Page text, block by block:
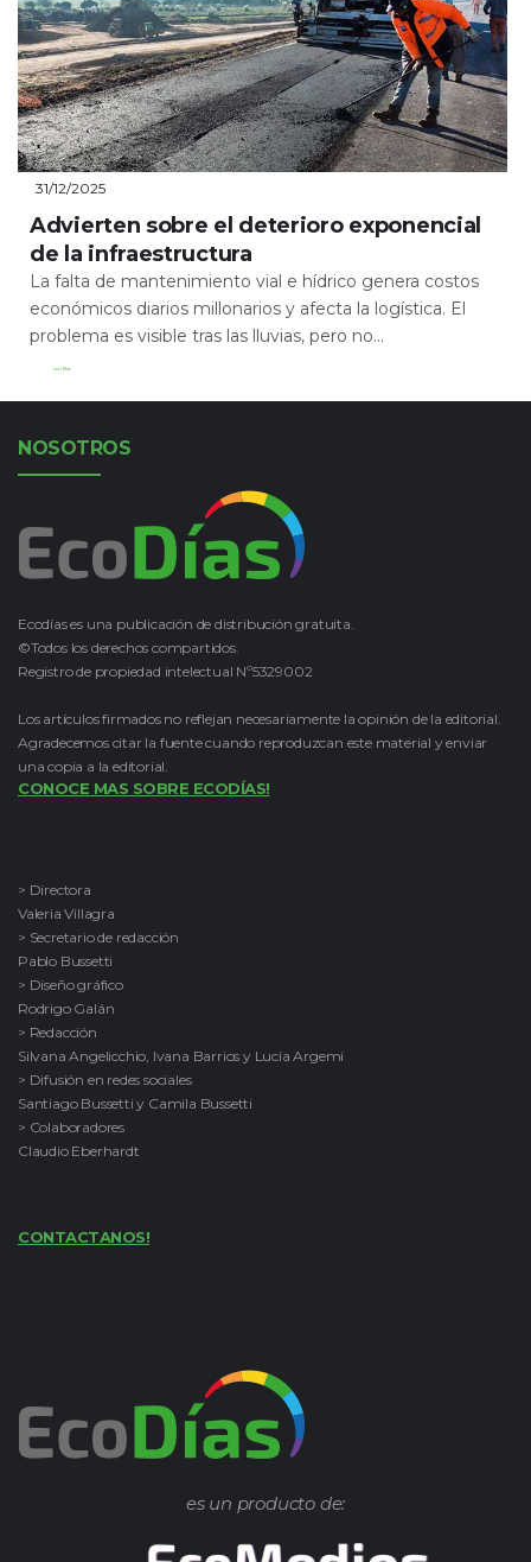
31/12/2025
Advierten sobre el deterioro exponencial
de la infraestructura
La falta de mantenimiento vial e hídrico genera costos
económicos diarios millonarios y afecta la logística. El
problema es visible tras las lluvias, pero no...
Leer Más
NOSOTROS
Ecodías es una publicación de distribución gratuita.
©Todos los derechos compartidos.
Registro de propiedad intelectual Nº5329002
Los artículos firmados no reflejan necesariamente la opinión de la editorial.
Agradecemos citar la fuente cuando reproduzcan este material y enviar
una copia a la editorial.
CONOCE MAS SOBRE ECODÍAS!
> Directora
Valeria Villagra
> Secretario de redacción
Pablo Bussetti
> Diseño gráfico
Rodrigo Galán
> Redacción
Silvana Angelicchio, Ivana Barrios y Lucía Argemi
> Difusión en redes sociales
Santiago Bussetti y Camila Bussetti
> Colaboradores
Claudio Eberhardt
CONTACTANOS!
es un producto de: